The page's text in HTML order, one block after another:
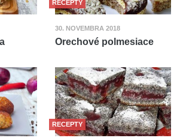
RECEPTY
30. NOVEMBRA 2018
Orechové polmesiace
RECEPTY